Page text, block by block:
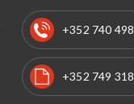
+352 740 498
+352 749 318